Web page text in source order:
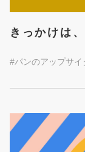
きっかけは
#パンのアップサイ